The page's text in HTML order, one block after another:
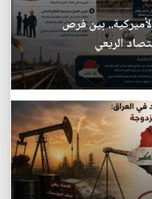
بين فرص
الريعي